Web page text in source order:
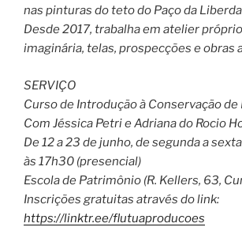
nas pinturas do teto do Paço da
Desde 2017, trabalha em atelier
imaginária, telas, prospecções e obras
SERVIÇO
Curso de Introdução à Conservação de
Com Jéssica Petri e Adriana do Rocio
De 12 a 23 de junho, de segunda a
às 17h30 (presencial)
Escola de Patrimônio (R. Kellers, 63,
Inscrições gratuitas através do link:
https://linktr.ee/flutuaproducoes